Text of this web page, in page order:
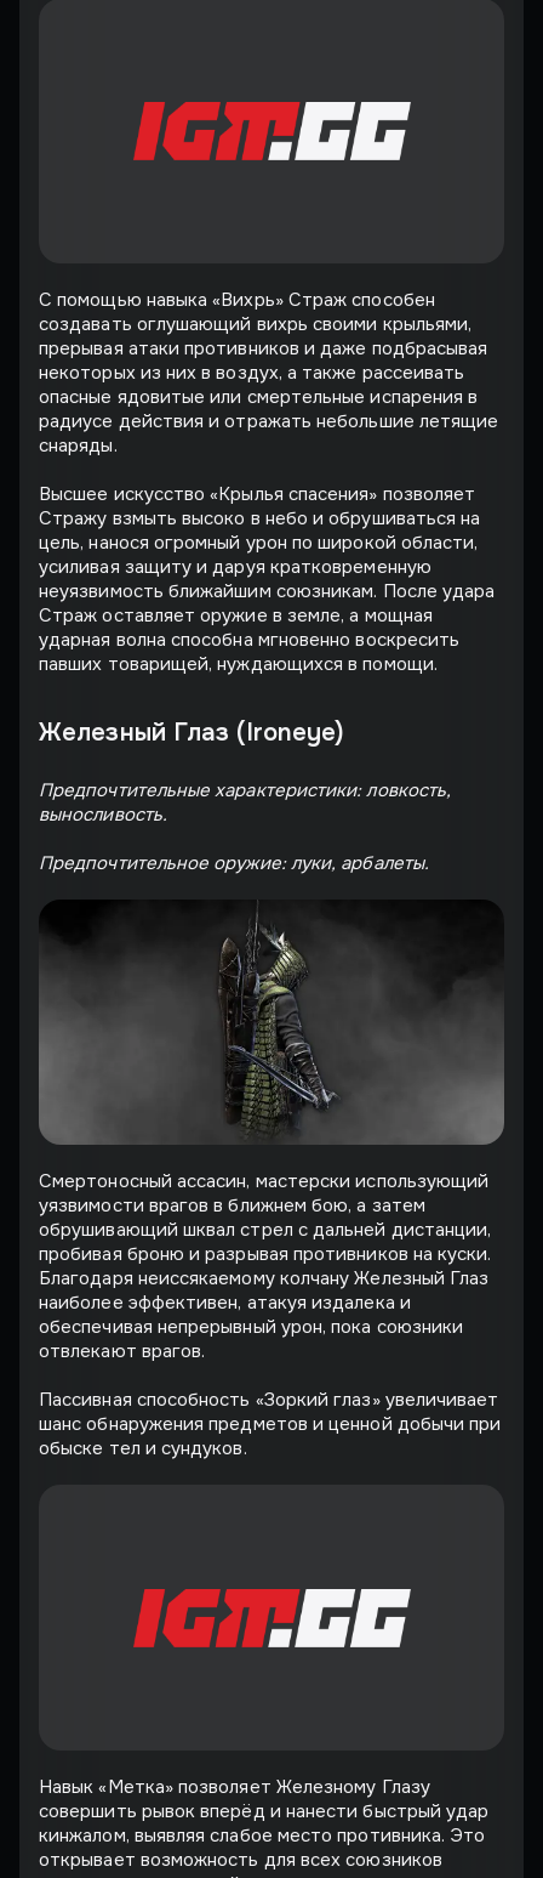
С помощью навыка «Вихрь» Страж способен
создавать оглушающий вихрь своими крыльями,
прерывая атаки противников и даже подбрасывая
некоторых из них в воздух, а также рассеивать
опасные ядовитые или смертельные испарения в
радиусе действия и отражать небольшие летящие
снаряды.
Высшее искусство «Крылья спасения» позволяет
Стражу взмыть высоко в небо и обрушиваться на
цель, нанося огромный урон по широкой области,
усиливая защиту и даруя кратковременную
неуязвимость ближайшим союзникам. После удара
Страж оставляет оружие в земле, а мощная
ударная волна способна мгновенно воскресить
павших товарищей, нуждающихся в помощи.
Железный Глаз (Ironeye)
Предпочтительные характеристики: ловкость,
выносливость.
Предпочтительное оружие: луки, арбалеты.
Смертоносный ассасин, мастерски использующий
уязвимости врагов в ближнем бою, а затем
обрушивающий шквал стрел с дальней дистанции,
пробивая броню и разрывая противников на куски.
Благодаря неиссякаемому колчану Железный Глаз
наиболее эффективен, атакуя издалека и
обеспечивая непрерывный урон, пока союзники
отвлекают врагов.
Пассивная способность «Зоркий глаз» увеличивает
шанс обнаружения предметов и ценной добычи при
обыске тел и сундуков.
Навык «Метка» позволяет Железному Глазу
совершить рывок вперёд и нанести быстрый удар
кинжалом, выявляя слабое место противника. Это
открывает возможность для всех союзников